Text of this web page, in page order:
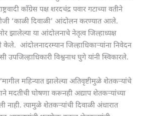
काँग्रेस पक्ष शरदचंद्र पवार गटाच्या वतीने
‘काळी दिवाळी’ आंदोलन करण्यात आले.
झालेल्या या आंदोलनाचे नेतृत्व जिल्हाध्यक्ष
केले. आंदोलनादरम्यान जिल्हाधिकाऱ्यांना निवेदन
विश्वनाथ घुगे यांनी स्विकारले.
महिन्यात झालेल्या अतिवृष्टीमुळे शेतकऱ्यांचे
मदतीची घोषणा करूनही अद्याप शेतकऱ्यांच्या
नाही. त्यामुळे शेतकऱ्यांची दिवाळी अंधारात